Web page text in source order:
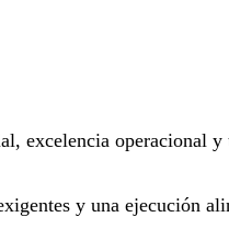
excelencia operacional
y una ejecución